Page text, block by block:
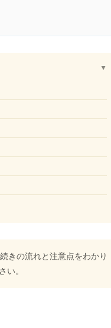
▲
きの流れと注意点をわかり
い。